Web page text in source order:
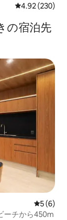
レビュー230
4.92 (230)
の宿泊先
レビュー
5 (6)
ーチから450m